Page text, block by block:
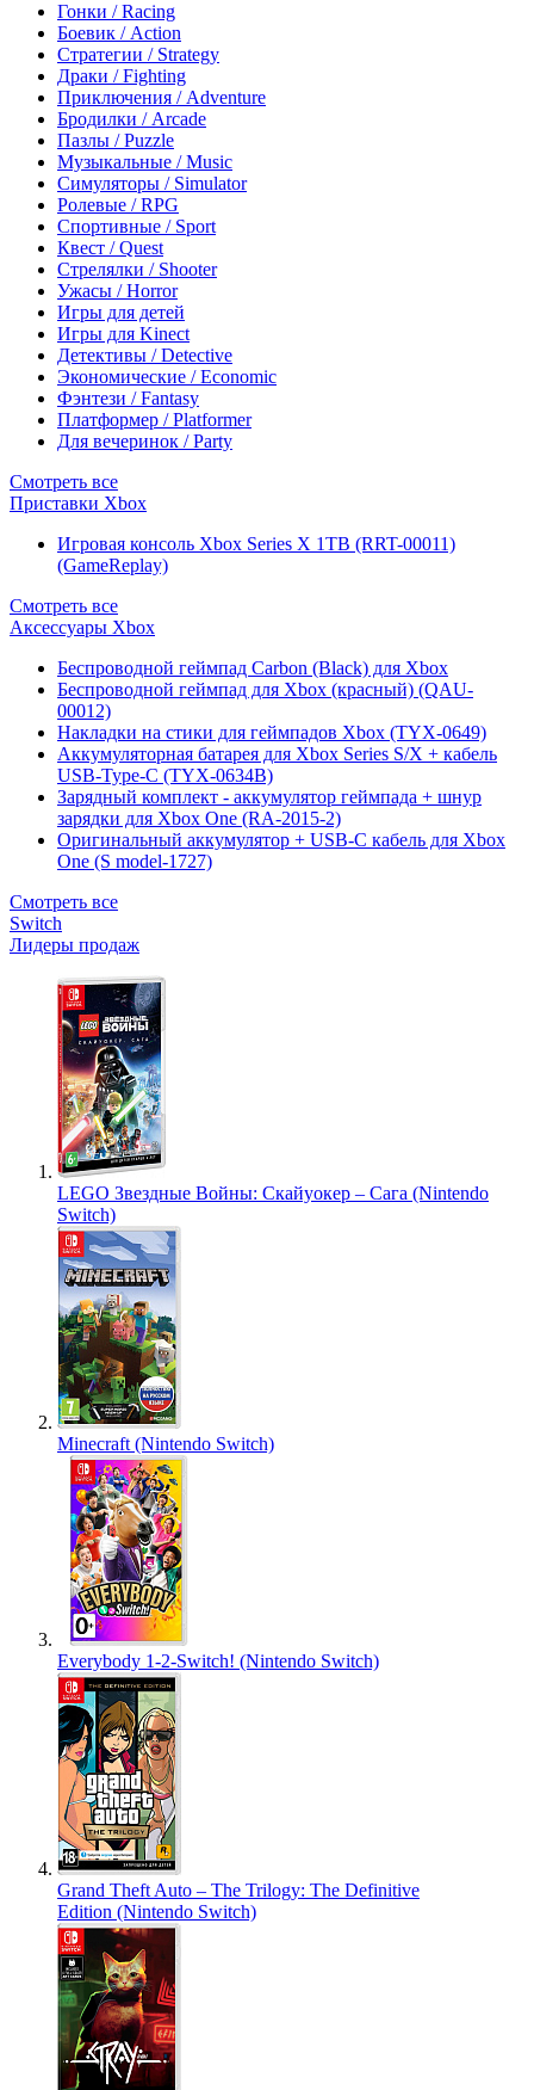
Гонки / Racing
Боевик / Action
Стратегии / Strategy
Драки / Fighting
Приключения / Adventure
Бродилки / Arcade
Пазлы / Puzzle
Музыкальные / Music
Симуляторы / Simulator
Ролевые / RPG
Спортивные / Sport
Квест / Quest
Стрелялки / Shooter
Ужасы / Horror
Игры для детей
Игры для Kinect
Детективы / Detective
Экономические / Economic
Фэнтези / Fantasy
Платформер / Platformer
Для вечеринок / Party
Смотреть все
Приставки Xbox
Игровая консоль Xbox Series X 1TB (RRT-00011)
(GameReplay)
Смотреть все
Аксессуары Xbox
Беспроводной геймпад Carbon (Black) для Xbox
Беспроводной геймпад для Xbox (красный) (QAU-
00012)
Накладки на стики для геймпадов Xbox (TYX-0649)
Аккумуляторная батарея для Xbox Series S/X + кабель
USB-Type-C (TYX-0634B)
Зарядный комплект - аккумулятор геймпада + шнур
зарядки для Xbox One (RA-2015-2)
Оригинальный аккумулятор + USB-C кабель для Xbox
One (S model-1727)
Смотреть все
Switch
Лидеры продаж
LEGO Звездные Войны: Скайуокер – Сага (Nintendo
Switch)
Minecraft (Nintendo Switch)
Everybody 1-2-Switch! (Nintendo Switch)
Grand Theft Auto – The Trilogy: The Definitive
Edition (Nintendo Switch)